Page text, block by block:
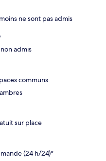
ne sont pas admis
admis
communs
sur place
(24 h/24)*